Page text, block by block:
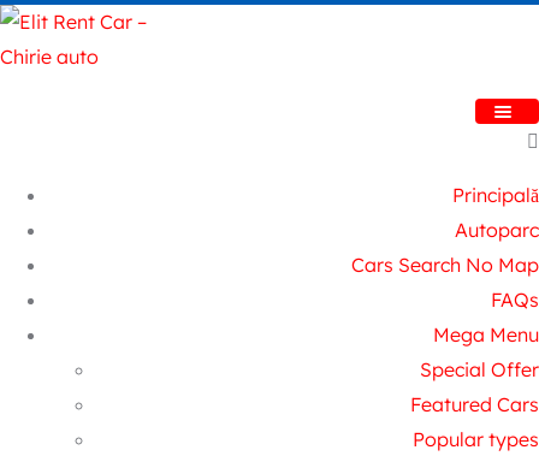
Principală
Autoparc
Cars Search No Map
FAQs
Mega Menu
Special Offer
Featured Cars
Popular types